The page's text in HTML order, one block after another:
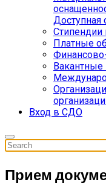
Доступная
Платные
Вакантные
Вход в СДО
Прием